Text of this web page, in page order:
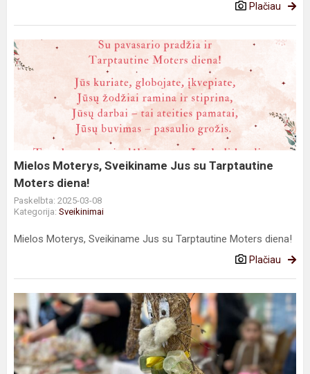
Plačiau
Mielos
Moterys,
Tarptautine
Moters
diena!
Mielos Moterys, Sveikiname Jus su Tarptautine
Moters diena!
Paskelbta: 2025-03-08
Kategorija: Sveikinimai
Mielos Moterys, Sveikiname Jus su Tarptautine Moters diena!
Plačiau
Kaziuko
mugė
mūsų
mokykloje
–